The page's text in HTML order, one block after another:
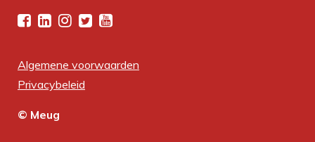
Algemene voorwaarden
Privacybeleid
© Meug